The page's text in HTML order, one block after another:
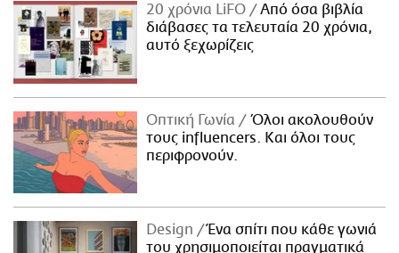
20 χρόνια LiFO
Από όσα βιβλία
διάβασες τα τελευταία 20 χρόνια,
αυτό ξεχωρίζεις
Οπτική Γωνία
Όλοι ακολουθούν
τους influencers. Και όλοι τους
περιφρονούν.
Design
Ένα σπίτι που κάθε γωνιά
του χρησιμοποιείται πραγματικά